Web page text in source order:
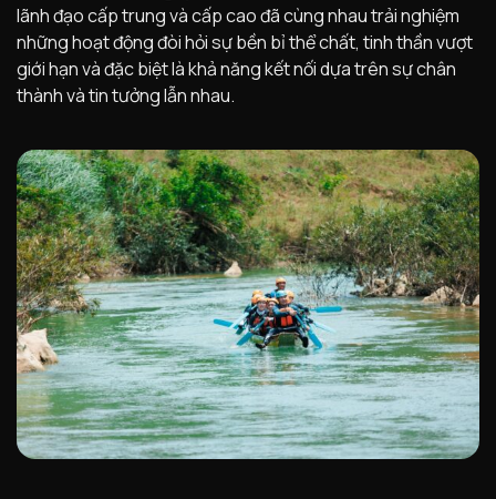
lãnh đạo cấp trung và cấp cao đã cùng nhau trải nghiệm
những hoạt động đòi hỏi sự bền bỉ thể chất, tinh thần vượt
giới hạn và đặc biệt là khả năng kết nối dựa trên sự chân
thành và tin tưởng lẫn nhau.